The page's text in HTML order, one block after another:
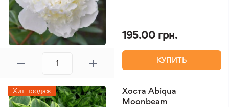
195.00 грн.
КУПИТЬ
Хит продаж
Хоста Abiqua
Moonbeam